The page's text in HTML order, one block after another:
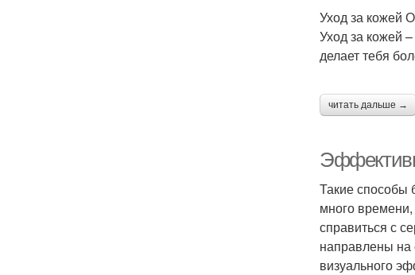
Уход за кожей
Уход за кожей
делает тебя
читать дальше →
Такие способы
много
справиться с
направлены на
визуального